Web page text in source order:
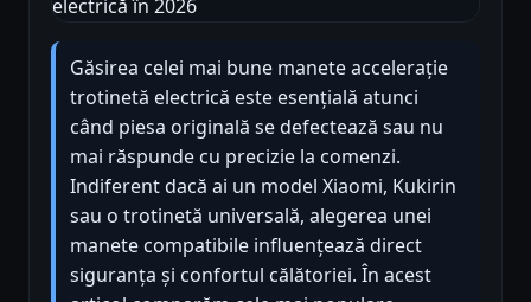
Găsirea celei mai bune manete accelerație
trotinetă electrică este esențială atunci
când piesa originală se defectează sau nu
mai răspunde cu precizie la comenzi.
Indiferent dacă ai un model Xiaomi, Kukirin
sau o trotinetă universală, alegerea unei
manete compatibile influențează direct
siguranța și confortul călătoriei. În acest